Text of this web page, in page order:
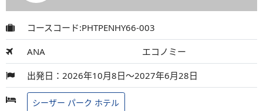
コースコード:PHTPENHY66-003
ANA エコノミー
出発日：2026年10月8日～2027年6月28日
シーザー パーク ホテル